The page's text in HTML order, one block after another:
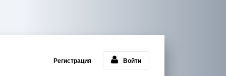
Регистрация Войти